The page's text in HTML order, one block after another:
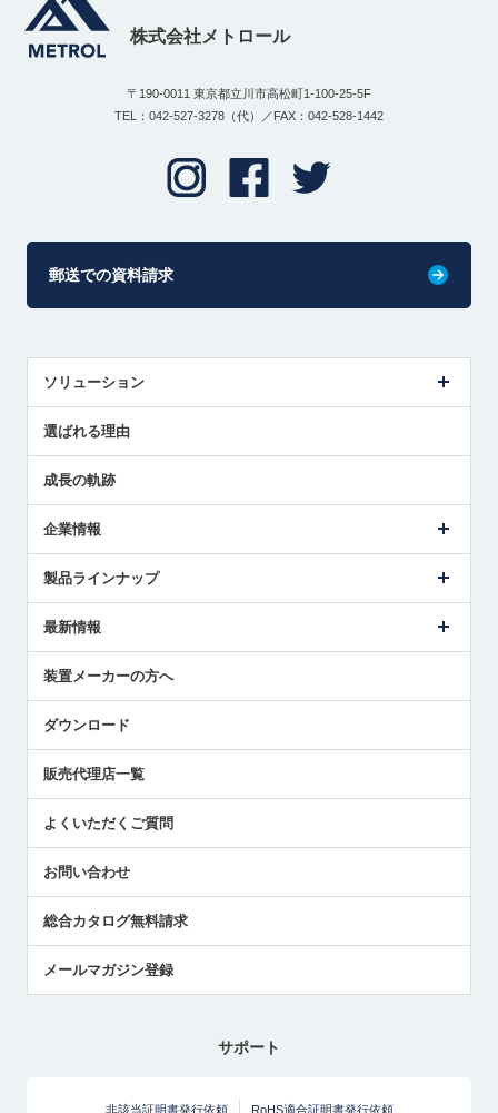
株式会社メトロール
〒190-0011 東京都立川市高松町1-100-25-5F
TEL：042-527-3278（代）／FAX：042-528-1442
郵送での資料請求
ソリューション
解決策提案
選ばれる理由
成長の軌跡
企業情報
ごあいさつ
受賞履歴
採用情報
国/地域/言語
製品ラインナップ
ツールセッタ製品
エアマイクロセンサ製品
最新情報
メトロールの技術
社員ブログ
中小企業のBCP地震対策
センサのテクニカルガイド
社長ブログ
装置メーカーの方へ
ダウンロード
販売代理店一覧
よくいただくご質問
お問い合わせ
総合カタログ無料請求
メールマガジン登録
サポート
非該当証明書発行依頼 RoHS適合証明書発行依頼